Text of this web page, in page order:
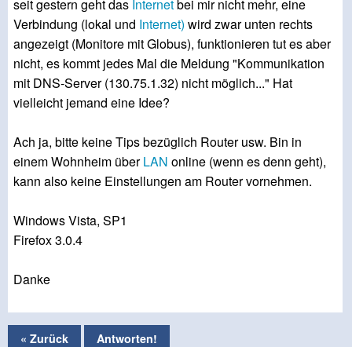
seit gestern geht das Internetbei mir nicht mehr, eine
Verbindung (lokal und Internet) wird zwar unten rechts
angezeigt (Monitore mit Globus), funktionieren tut es aber
nicht, es kommt jedes Mal die Meldung "Kommunikation
mit DNS-Server (130.75.1.32) nicht möglich..." Hat
vielleicht jemand eine Idee?
Ach ja, bitte keine Tips bezüglich Router usw. Bin in
einem Wohnheim überLAN online (wenn es denn geht),
kann also keine Einstellungen am Router vornehmen.
Windows Vista, SP1
Firefox 3.0.4
Danke
« Zurück Antworten!